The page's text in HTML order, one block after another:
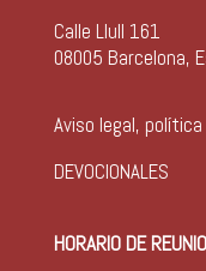
Calle Llull 161
08005 Barcelona,
Aviso legal,
DEVOCIONALES
HORARIO DE